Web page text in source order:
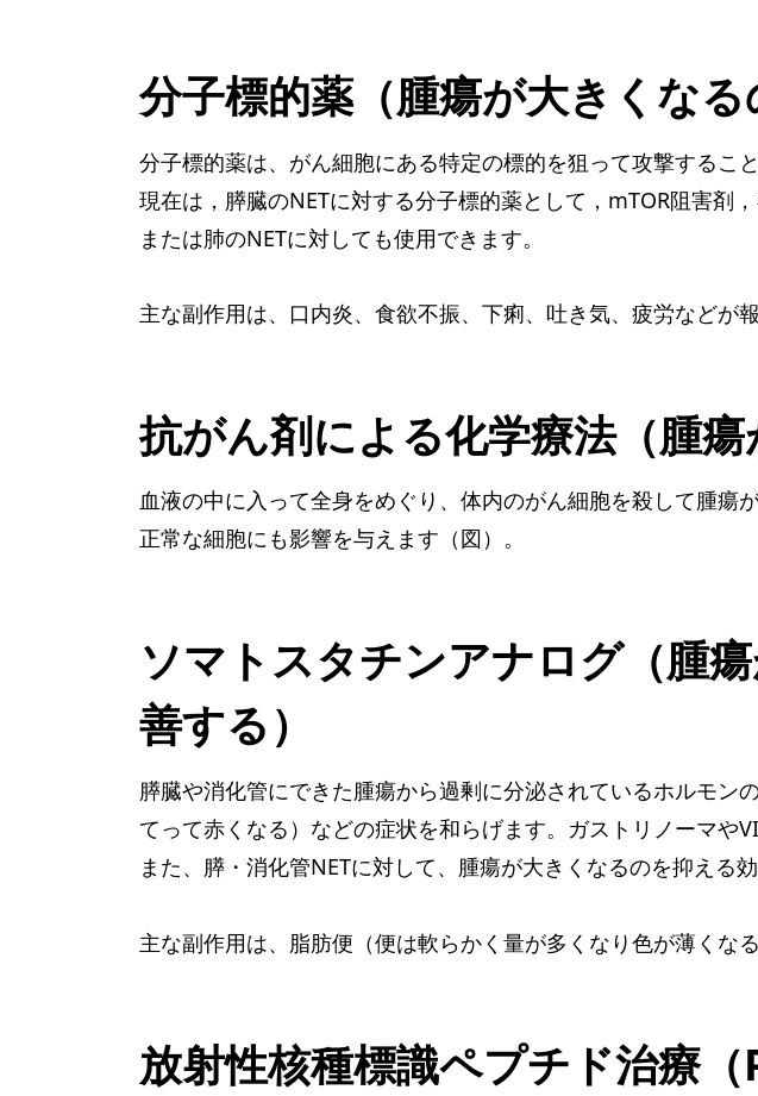
分子標的薬（腫瘍が大きくなる
分子標的薬は、がん細胞にある特定の標的を狙って攻撃するこ
現在は，膵臓のNETに対する分子標的薬として，mTOR阻害剤
または肺のNETに対しても使用できます。
主な副作用は、口内炎、食欲不振、下痢、吐き気、疲労などが
抗がん剤による化学療法（腫瘍
血液の中に入って全身をめぐり、体内のがん細胞を殺して腫瘍
正常な細胞にも影響を与えます（図）。
ソマトスタチンアナログ（腫
善する）
膵臓や消化管にできた腫瘍から過剰に分泌されているホルモン
てって赤くなる）などの症状を和らげます。ガストリノーマや
また、膵・消化管NETに対して、腫瘍が大きくなるのを抑える
主な副作用は、脂肪便（便は軟らかく量が多くなり色が薄くな
放射性核種標識ペプチド治療（